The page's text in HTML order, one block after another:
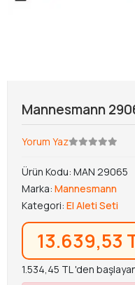
Mannesmann
Yorum Yaz
Ürün Kodu: MAN 29065
Marka: Mannesmann
Kategori: El Aleti Seti
13.639,53
1.534,45 TL 'den